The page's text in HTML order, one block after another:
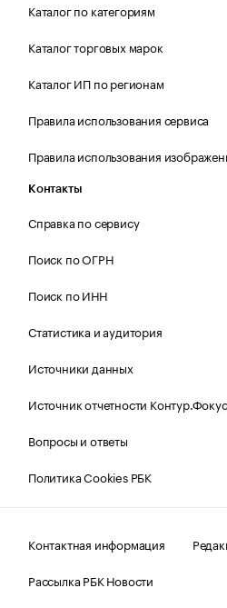
Каталог по категориям
Каталог торговых марок
Каталог ИП по регионам
Правила использования сервиса
Правила использования
Контакты
Справка по сервису
Поиск по ОГРН
Поиск по ИНН
Статистика и аудитория
Источники данных
Источник отчетности Контур.Фокус
Вопросы и ответы
Политика Cookies РБК
Контактная информация
Рассылка РБК Новости